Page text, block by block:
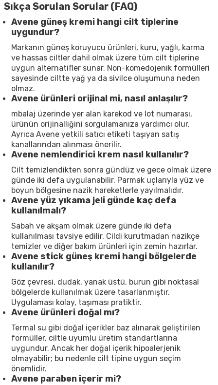
Sıkça Sorulan Sorular (FAQ)
Avene güneş kremi hangi cilt tiplerine
uygundur?
Markanın güneş koruyucu ürünleri, kuru, yağlı, karma
ve hassas ciltler dahil olmak üzere tüm cilt tiplerine
uygun alternatifler sunar. Non-komedojenik formülleri
sayesinde ciltte yağ ya da sivilce oluşumuna neden
olmaz.
Avene ürünleri orijinal mi, nasıl anlaşılır?
mbalaj üzerinde yer alan karekod ve lot numarası,
ürünün orijinalliğini sorgulamanıza yardımcı olur.
Ayrıca Avene yetkili satıcı etiketi taşıyan satış
kanallarından alınması önerilir.
Avene nemlendirici krem nasıl kullanılır?
Cilt temizlendikten sonra gündüz ve gece olmak üzere
günde iki defa uygulanabilir. Parmak uçlarıyla yüz ve
boyun bölgesine nazik hareketlerle yayılmalıdır.
Avene yüz yıkama jeli günde kaç defa
kullanılmalı?
Sabah ve akşam olmak üzere günde iki defa
kullanılması tavsiye edilir. Cildi kurutmadan nazikçe
temizler ve diğer bakım ürünleri için zemin hazırlar.
Avene stick güneş kremi hangi bölgelerde
kullanılır?
Göz çevresi, dudak, yanak üstü, burun gibi noktasal
bölgelerde kullanılmak üzere tasarlanmıştır.
Uygulaması kolay, taşıması pratiktir.
Avene ürünleri doğal mı?
Termal su gibi doğal içerikler baz alınarak geliştirilen
formüller, ciltle uyumlu üretim standartlarına
uygundur. Ancak her doğal içerik hipoalerjenik
olmayabilir; bu nedenle cilt tipine uygun seçim
önemlidir.
Avene paraben içerir mi?